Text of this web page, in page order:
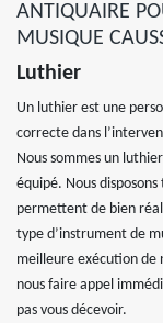
ANTIQUAIRE
MUSIQUE
Luthier
Un luthier est une
correcte dans
Nous sommes un
équipé. Nous
permettent de bien
type d’instrument de
meilleure exécution de
nous faire appel
pas vous décevoir.